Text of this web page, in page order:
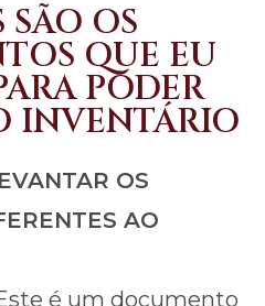
SÃO OS
QUE EU
PODER
INVENTÁRIO
OS
AO
é um documento